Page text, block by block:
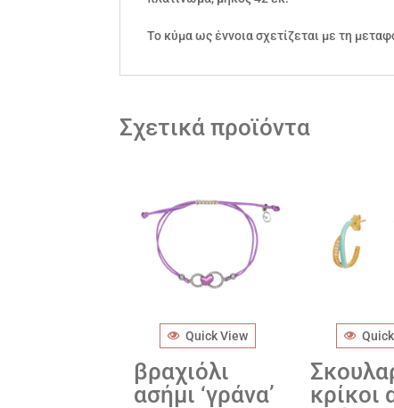
Το κύμα ως έννοια σχετίζεται με τη
Σχετικά προϊόντα
Quick View
βραχιόλι
ασήμι ‘γράνα’
κρίκοι